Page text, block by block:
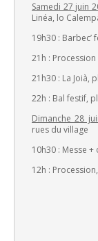
Samedi 27 juin
Linéa, lo
19h30 : Barbec’
21h :
21h30 : La Joià,
22h : Bal festif,
Dimanche 28
rues du village
10h30 : Messe
12h :